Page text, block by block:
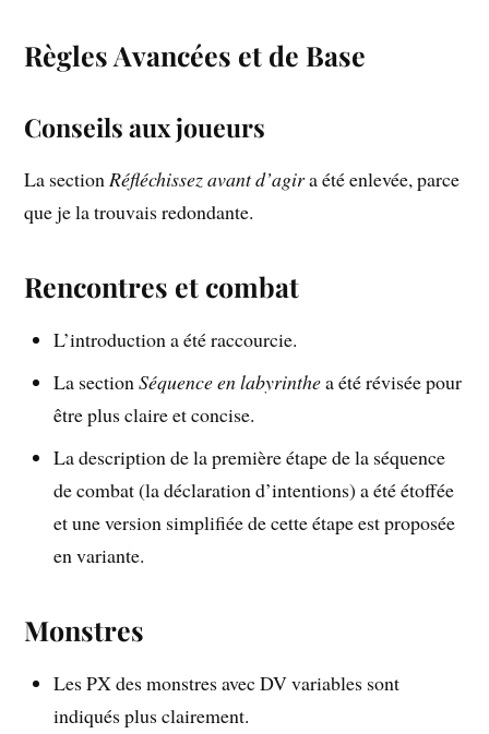
Règles Avancées et de Base
Conseils aux joueurs
La sectionRéfléchissez avant d’agira été enlevée, parce
que je la trouvais redondante.
Rencontres et combat
L’introduction a été raccourcie.
La sectionSéquence en labyrinthea été révisée pour
être plus claire et concise.
La description de la première étape de la séquence
de combat (la déclaration d’intentions) a été étoffée
et une version simplifiée de cette étape est proposée
en variante.
Monstres
Les PX des monstres avec DV variables sont
indiqués plus clairement.